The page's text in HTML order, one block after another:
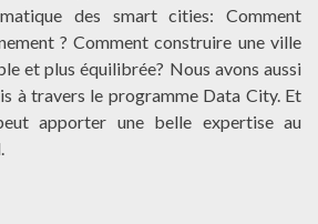
des smart cities: Comment
? Comment construire une ville
et plus équilibrée? Nous avons aussi
à travers le programme Data City. Et
apporter une belle expertise au